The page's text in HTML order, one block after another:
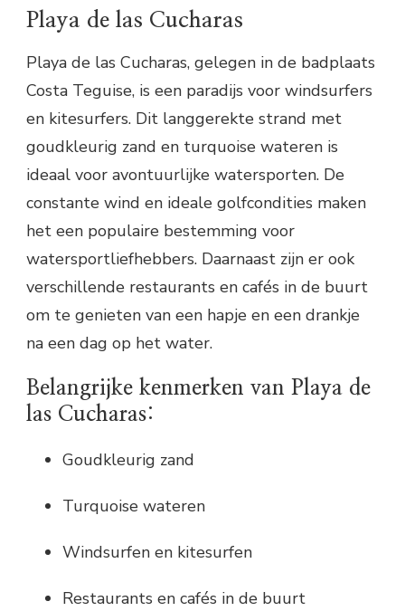
Playa de las Cucharas
Playa de las Cucharas, gelegen in de badplaats
Costa Teguise, is een paradijs voor windsurfers
en kitesurfers. Dit langgerekte strand met
goudkleurig zand en turquoise wateren is
ideaal voor avontuurlijke watersporten. De
constante wind en ideale golfcondities maken
het een populaire bestemming voor
watersportliefhebbers. Daarnaast zijn er ook
verschillende restaurants en cafés in de buurt
om te genieten van een hapje en een drankje
na een dag op het water.
Belangrijke kenmerken van Playa de
las Cucharas:
Goudkleurig zand
Turquoise wateren
Windsurfen en kitesurfen
Restaurants en cafés in de buurt